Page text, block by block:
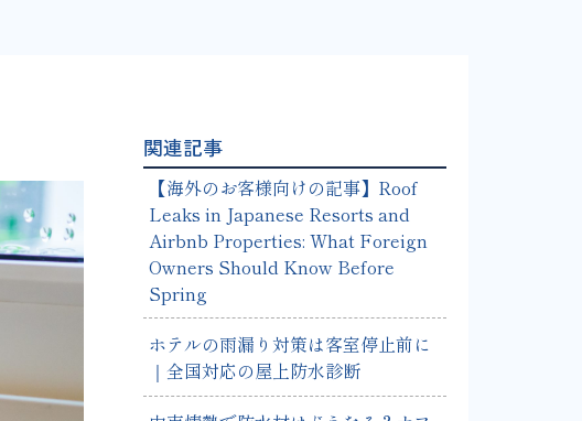
関連記事
【海外のお客様向けの記事】Roof
Leaks in Japanese Resorts and
Airbnb Properties: What Foreign
Owners Should Know Before
Spring
ホテルの雨漏り対策は客室停止前に
｜全国対応の屋上防水診断